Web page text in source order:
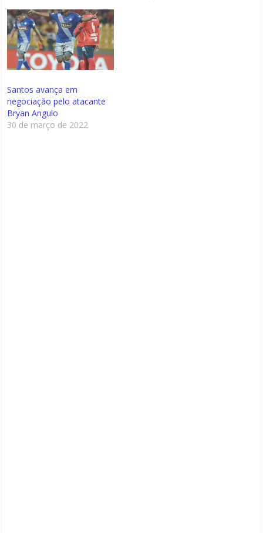
Santos avança em
negociação pelo atacante
Bryan Angulo
30 de março de 2022